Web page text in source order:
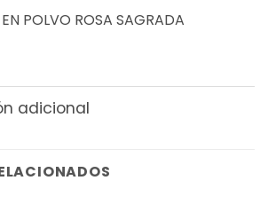
POLVO ROSA SAGRADA
adicional